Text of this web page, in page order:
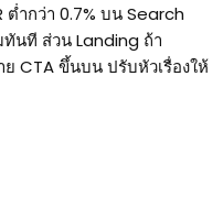
ต่ำกว่า 0.7% บน Search
นที ส่วน Landing ถ้า
CTA ขึ้นบน ปรับหัวเรื่องให้